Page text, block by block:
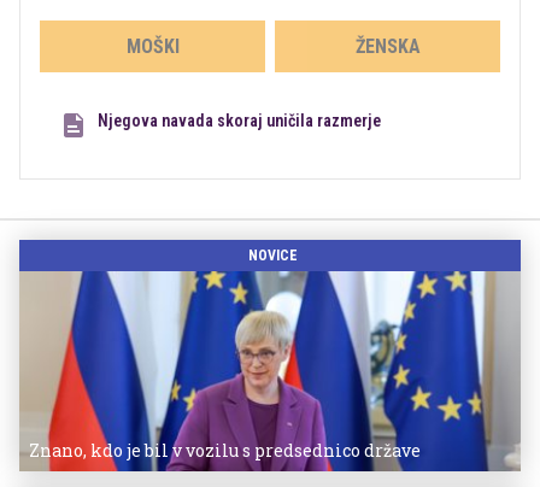
MOŠKI ŽENSKA
Njegova navada skoraj uničila razmerje
NOVICE
Znano, kdo je bil v vozilu s predsednico države